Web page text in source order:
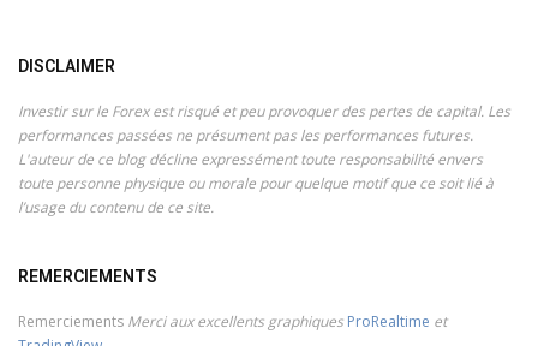
DISCLAIMER
Investir sur le Forex est risqué et peu provoquer des pertes de capital. Les
performances passées ne présument pas les performances futures.
L'auteur de ce blog décline expressément toute responsabilité envers
toute personne physique ou morale pour quelque motif que ce soit lié à
l’usage du contenu de ce site.
REMERCIEMENTS
Remerciements Merci aux excellents graphiques ProRealtime et